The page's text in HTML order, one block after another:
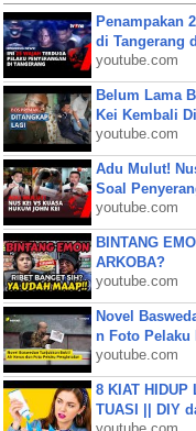
Penampakan
di Tangerang
youtube.com
Belum Lama
Kei Kembali
youtube.com
Adu Mulut!
Soal
youtube.com
BINTANG
ARKOBA?
youtube.com
Novel
n Foto Pelaku
youtube.com
8 KIAT HIDUP
TUASI || DIY